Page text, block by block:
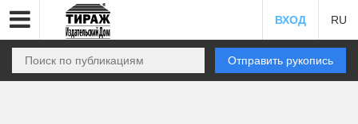
ВХОД RU
Отправить рукопись